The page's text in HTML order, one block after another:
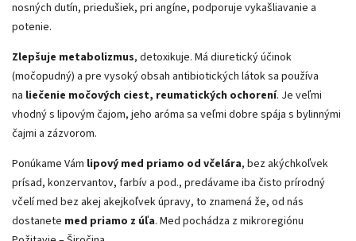
nosných dutín, priedušiek, pri angíne, podporuje vykašliavanie a
potenie.
Zlepšuje metabolizmus, detoxikuje. Má diuretický účinok
(močopudný) a pre vysoký obsah antibiotických látok sa používa
na liečenie močových ciest, reumatických ochorení. Je veľmi
vhodný s lipovým čajom, jeho aróma sa veľmi dobre spája s bylinnými
čajmi a zázvorom.
Ponúkame Vám lipový med priamo od včelára, bez akýchkoľvek
prísad, konzervantov, farbív a pod., predávame iba čisto prírodný
včelí med bez akej akejkoľvek úpravy, to znamená že, od nás
dostanete med priamo z úľa. Med pochádza z mikroregiónu